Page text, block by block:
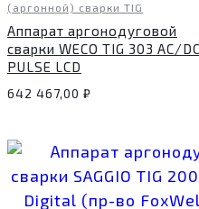
(аргонной) сварки TIG
Аппарат аргонодуговой
сварки WECO TIG 303 AC/DC
PULSE LCD
642 467,00 ₽